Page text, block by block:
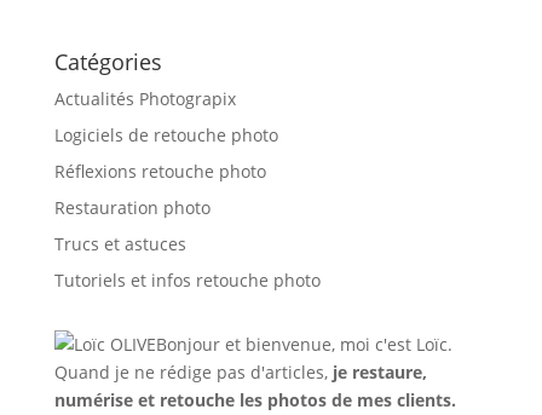
Catégories
Actualités Photograpix
Logiciels de retouche photo
Réflexions retouche photo
Restauration photo
Trucs et astuces
Tutoriels et infos retouche photo
Bonjour et bienvenue, moi c'est Loïc.
Quand je ne rédige pas d'articles, je restaure,
numérise et retouche les photos de mes clients.